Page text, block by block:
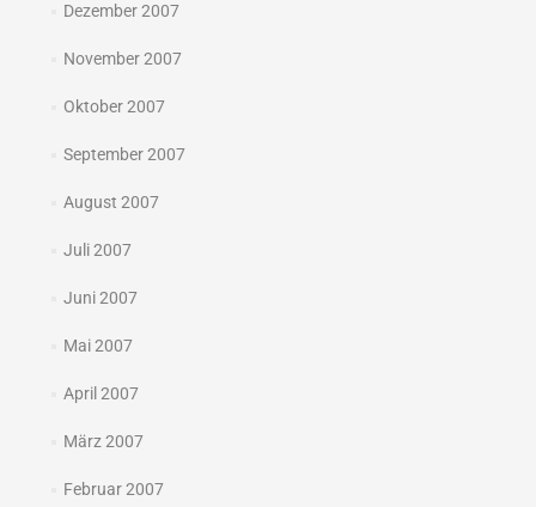
Dezember 2007
November 2007
Oktober 2007
September 2007
August 2007
Juli 2007
Juni 2007
Mai 2007
April 2007
März 2007
Februar 2007